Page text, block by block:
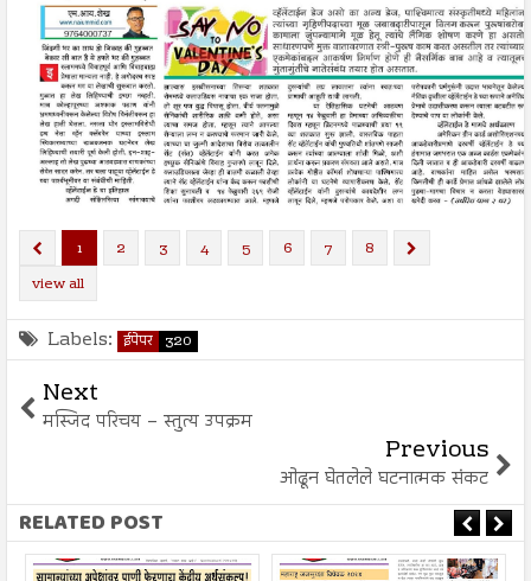
1 2 3 4 5 6 7
8
view all
Labels: ईपेपर 320
Next
मस्जिद परिचय – स्तुत्य उपक्रम
Previous
ओढून घेतलेले घटनात्मक संकट
RELATED POST